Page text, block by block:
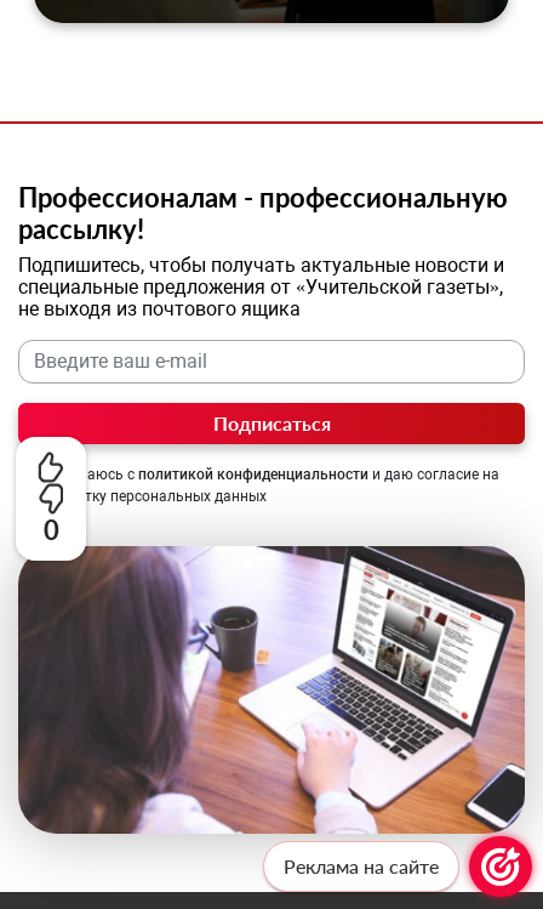
0
Профессионалам - профессиональную
рассылку!
Подпишитесь, чтобы получать актуальные новости и
специальные предложения от «Учительской газеты»,
не выходя из почтового ящика
Подписаться
Соглашаюсь с политикой конфиденциальности и даю согласие на
обработку персональных данных
Реклама на сайте